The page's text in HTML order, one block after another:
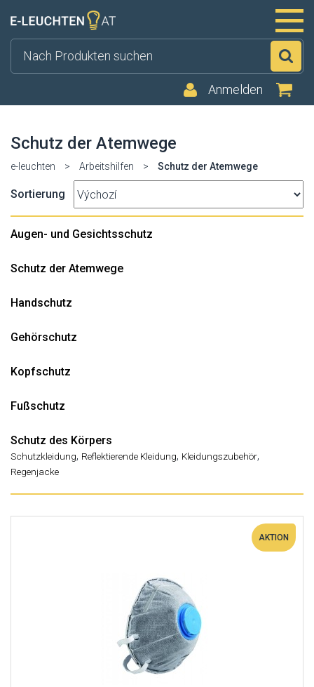
Anmelden
Schutz der Atemwege
e-leuchten > Arbeitshilfen > Schutz der Atemwege
Sortierung
Augen- und Gesichtsschutz
Schutz der Atemwege
Handschutz
Gehörschutz
Kopfschutz
Fußschutz
Schutz des Körpers
Schutzkleidung, Reflektierende Kleidung, Kleidungszubehör,
Regenjacke
AKTION